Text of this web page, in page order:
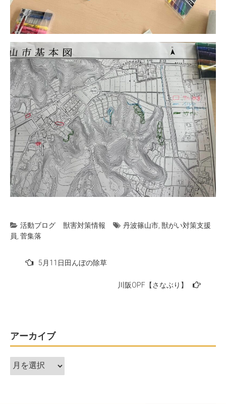
活動ブログ 獣害対策情報 丹波篠山市 獣がい対策支援
員 菅集落
ー
シ
ョ
5月11日田んぼの除草
川阪OPF【さなぶり】
アーカイブ
ア
ー